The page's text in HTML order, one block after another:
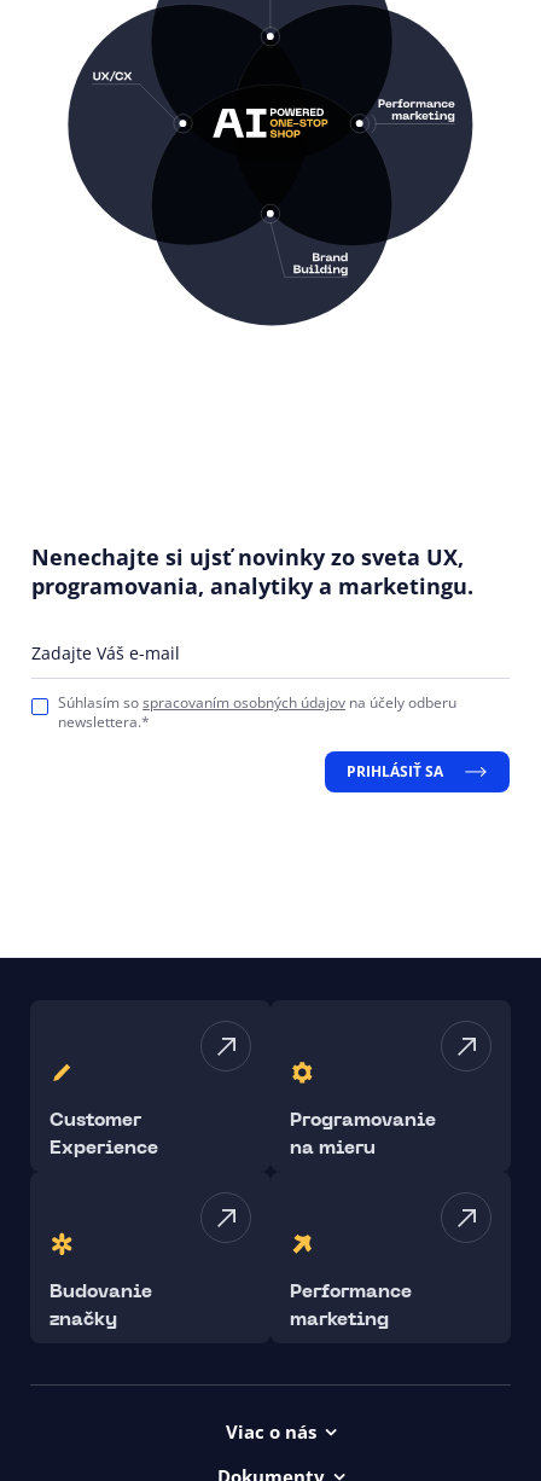
Nenechajte si ujsť novinky zo sveta UX,
programovania, analytiky a marketingu.
Zadajte Váš e-mail
Súhlasím sospracovaním osobných údajov na účely odberu
newslettera.*
PRIHLÁSIŤ SA
Customer
Experience
Programovanie
na mieru
Budovanie
značky
Performance
marketing
Viac o nás